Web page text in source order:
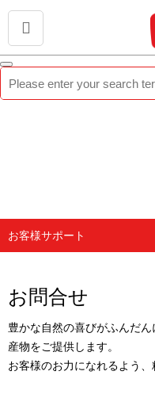
お客様サポート
ブランド紹介
広報センター
お問合せ
豊かな自然の喜びがふんだ
産物をご提供します。
お客様のお力になれるよう、